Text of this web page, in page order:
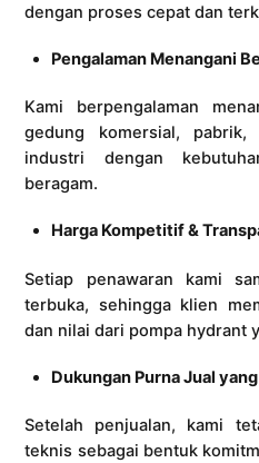
dengan proses cepat dan
Pengalaman Menangani
Kami berpengalaman
gedung komersial, pabrik,
industri dengan
beragam.
Harga Kompetitif &
Setiap penawaran kami
terbuka, sehingga klien
dan nilai dari pompa hydrant
Dukungan Purna Jual
Setelah penjualan, kami
teknis sebagai bentuk